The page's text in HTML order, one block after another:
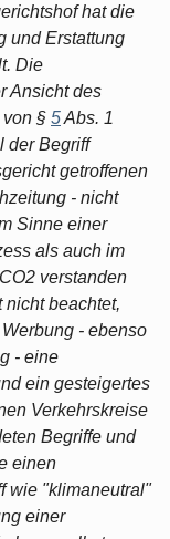
hat die
und Erstattung
Die
Ansicht des
§ 5Abs. 1
der Begriff
getroffenen
- nicht
Sinne einer
als auch im
verstanden
beachtet,
- ebenso
- eine
ein gesteigertes
Verkehrskreise
Begriffe und
einen
wie "klimaneutral"
einer